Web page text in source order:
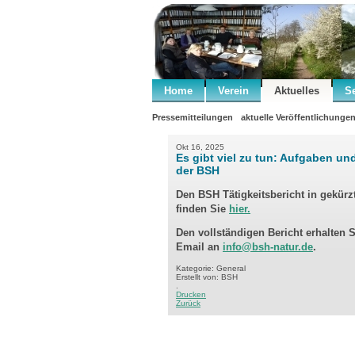
Home Verein Aktuelles
Pressemitteilungen aktuelle Veröffentlichungen
Okt 16, 2025
Es gibt viel zu tun: Aufgaben
der BSH
Den BSH Tätigkeitsbericht in
finden Sie hier.
Den vollständigen Bericht erhalten
Email an info@bsh-natur.de.
Kategorie: General
Erstellt von: BSH
Drucken
Zurück